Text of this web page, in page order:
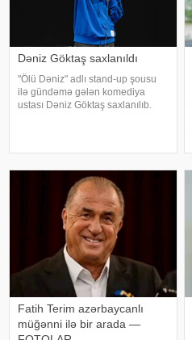
Dəniz Göktaş saxlanıldı
"Ölü Dəniz" adlı stand-up şousu
ilə gündəmə gələn komediya
ustası Dəniz Göktaş saxlanılıb.
Fatih Terim azərbaycanlı
müğənni ilə bir arada —